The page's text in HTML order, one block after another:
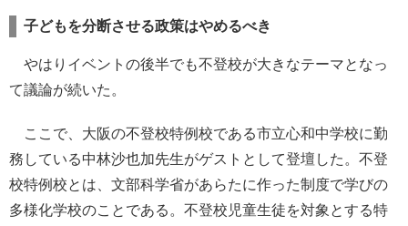
子どもを分断させる政策はやめるべき
やはりイベントの後半でも不登校が大きなテーマとなっ
て議論が続いた。
ここで、大阪の不登校特例校である市立心和中学校に勤
務している中林沙也加先生がゲストとして登壇した。不登
校特例校とは、文部科学省があらたに作った制度で学びの
多様化学校のことである。不登校児童生徒を対象とする特